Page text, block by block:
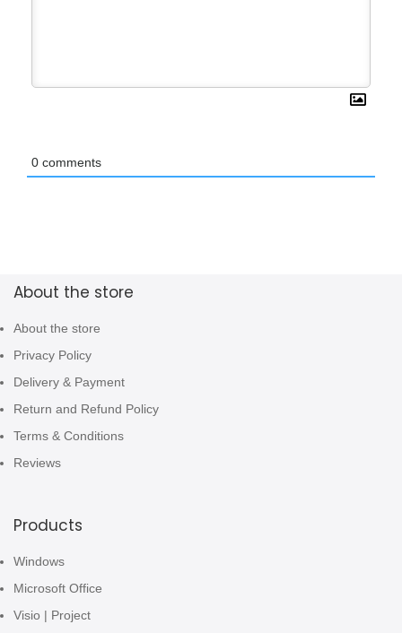
0 comments
About the store
About the store
Privacy Policy
Delivery & Payment
Return and Refund Policy
Terms & Conditions
Reviews
Products
Windows
Microsoft Office
Visio | Project